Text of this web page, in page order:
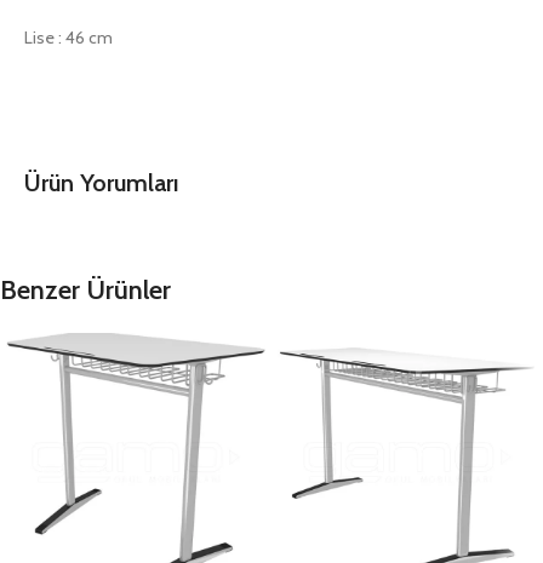
Lise : 46 cm
Ürün Yorumları
Benzer Ürünler